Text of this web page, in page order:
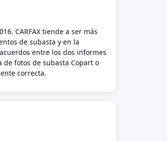
CARFAX tiende a ser más
de subasta y en la
entre los dos informes
fotos de subasta Copart o
correcta.